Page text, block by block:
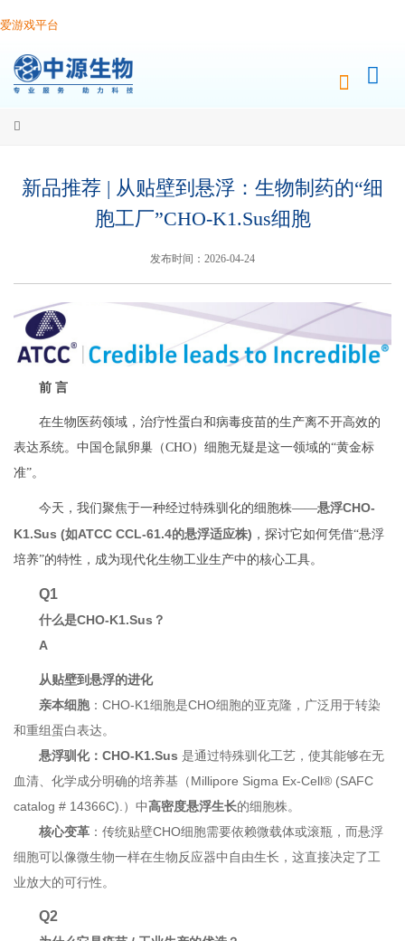
爱游戏平台
新品推荐 | 从贴壁到悬浮：生物制药的“细
胞工厂”CHO-K1.Sus细胞
发布时间：2026-04-24
前 言
在生物医药领域，治疗性蛋白和病毒疫苗的生产离不开高效的
表达系统。中国仓鼠卵巢（CHO）细胞无疑是这一领域的“黄金标
准”。
今天，我们聚焦于一种经过特殊驯化的细胞株——悬浮CHO-
K1.Sus (如ATCC CCL-61.4的悬浮适应株) ，探讨它如何凭借“悬浮
培养”的特性，成为现代化生物工业生产中的核心工具。
Q1
什么是CHO-K1.Sus？
A
从贴壁到悬浮的进化
亲本细胞：CHO-K1细胞是CHO细胞的亚克隆，广泛用于转染
和重组蛋白表达。
悬浮驯化：CHO-K1.Sus 是通过特殊驯化工艺，使其能够在无
血清、化学成分明确的培养基（Millipore Sigma Ex-Cell® (SAFC
catalog # 14366C).）中高密度悬浮生长的细胞株。
核心变革 ：传统贴壁CHO细胞需要依赖微载体或滚瓶，而悬浮
细胞可以像微生物一样在生物反应器中自由生长，这直接决定了工
业放大的可行性。
Q2